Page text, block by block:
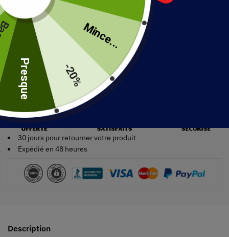
Ajouter au panier
30 jours pour retourner votre produit
Expédié en 48 heures
Description
Mince...
-20%
Presque